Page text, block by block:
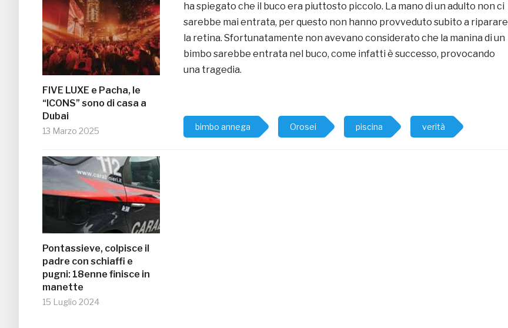
FIVE LUXE e Pacha, le
“ICONS” sono di casa a
Dubai
13 Marzo 2025
Pontassieve, colpisce il
padre con schiaffi e
pugni: 18enne finisce in
manette
15 Luglio 2024
ha spiegato che il buco era piuttosto piccolo. La mano di un adulto non ci
sarebbe mai entrata, per questo non hanno provveduto subito a riparare
la retina. Sfortunatamente non avevano considerato che la manina di un
bimbo sarebbe entrata nel buco, come infatti è successo, provocando
una tragedia.
bimbo annega Orosei piscina verità